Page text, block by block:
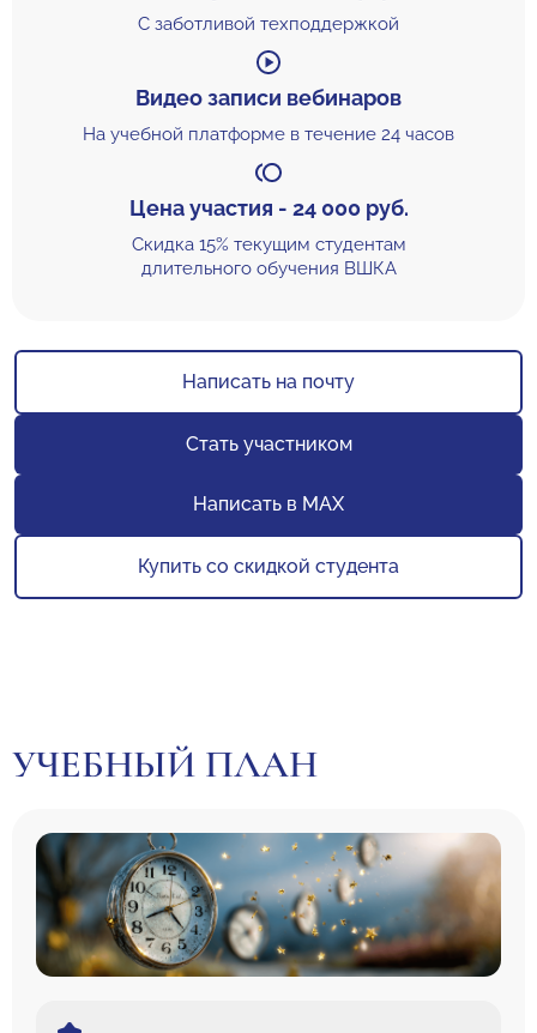
С заботливой техподдержкой
Видео записи вебинаров
На учебной платформе в течение 24 часов
Цена участия - 24 000 руб.
Скидка 15% текущим студентам
длительного обучения ВШКА
Написать на почту
Cтать участником
Написать в MAX
Купить со скидкой студента
УЧЕБНЫЙ ПЛАН